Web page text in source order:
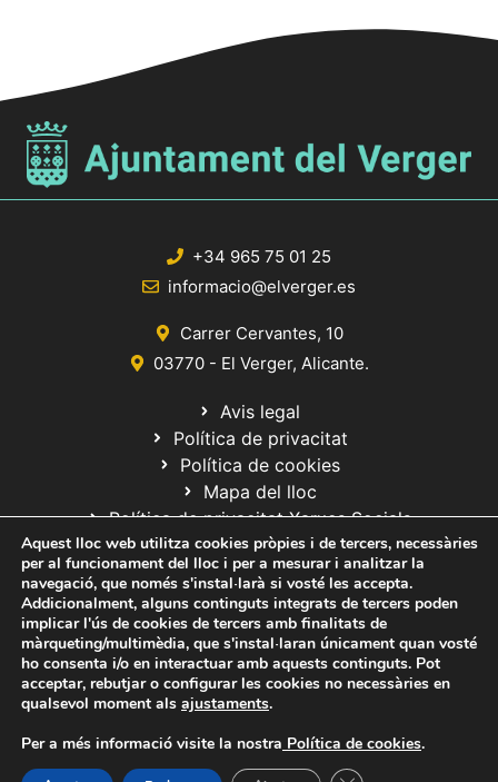
+34 965 75 01 25
informacio@elverger.es
Carrer Cervantes, 10
03770 - El Verger, Alicante.
Avis legal
Política de privacitat
Política de cookies
Mapa del lloc
Política de privacitat Xarxes Socials
© 2020 Web desarrollada por el Servicio de Informática de Diputación
de Alicante
Aquest lloc web utilitza cookies pròpies i de tercers, necessàries
per al funcionament del lloc i per a mesurar i analitzar la
navegació, que només s'instal·larà si vosté les accepta.
Addicionalment, alguns continguts integrats de tercers poden
implicar l'ús de cookies de tercers amb finalitats de
màrqueting/multimèdia, que s'instal·laran únicament quan vosté
ho consenta i/o en interactuar amb aquests continguts. Pot
acceptar, rebutjar o configurar les cookies no necessàries en
qualsevol moment als ajustaments.
Per a més informació visite la nostra Política de cookies.